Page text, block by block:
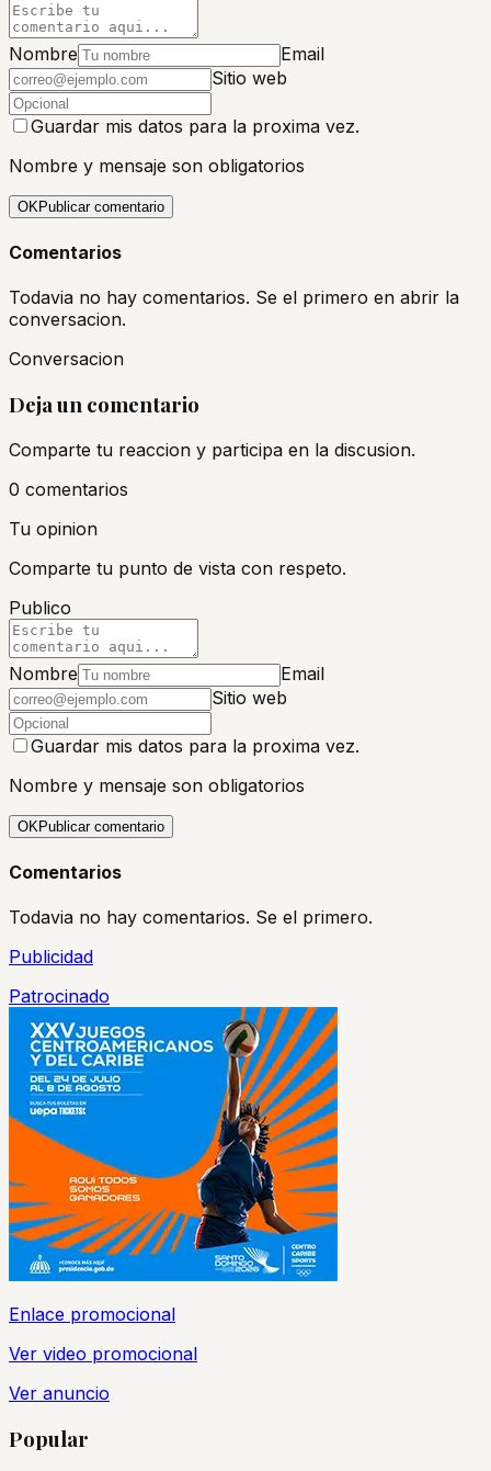
Nombre
Email
Sitio web
Guardar mis datos para la proxima vez.
Nombre y mensaje son obligatorios
OK Publicar comentario
Comentarios
Todavia no hay comentarios. Se el primero en abrir la
conversacion.
Conversacion
Deja un comentario
Comparte tu reaccion y participa en la discusion.
0 comentarios
Tu opinion
Comparte tu punto de vista con respeto.
Publico
Nombre
Email
Sitio web
Guardar mis datos para la proxima vez.
Nombre y mensaje son obligatorios
OK Publicar comentario
Comentarios
Todavia no hay comentarios. Se el primero.
Publicidad
Patrocinado
Enlace promocional
Ver video promocional
Ver anuncio
Popular